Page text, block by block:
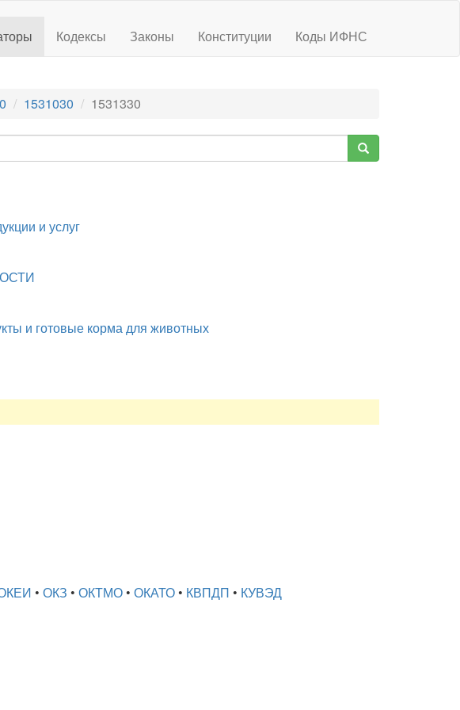
Кодексы Законы Конституции Коды ИФНС
1531030 1531330
и услуг
и готовые корма для животных
• ОКЗ • ОКТМО• ОКАТО• КВПДП • КУВЭД